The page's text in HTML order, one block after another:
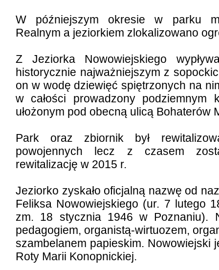
W późniejszym okresie w parku
Realnym a jeziorkiem zlokalizowano
Z Jeziorka Nowowiejskiego
historycznie najważniejszym z
on w wodę dziewięć spiętrzonych na
w całości prowadzony podziemnym
ułożonym pod obecną ulicą Bohaterów
Park oraz zbiornik był
powojennych lecz z czasem
rewitalizację w 2015 r.
Jeziorko zyskało oficjalną nazwę od
Feliksa Nowowiejskiego (ur. 7 lutego
zm. 18 stycznia 1946 w Poznaniu).
pedagogiem, organistą-wirtuozem,
szambelanem papieskim. Nowowiejski
Roty Marii Konopnickiej.